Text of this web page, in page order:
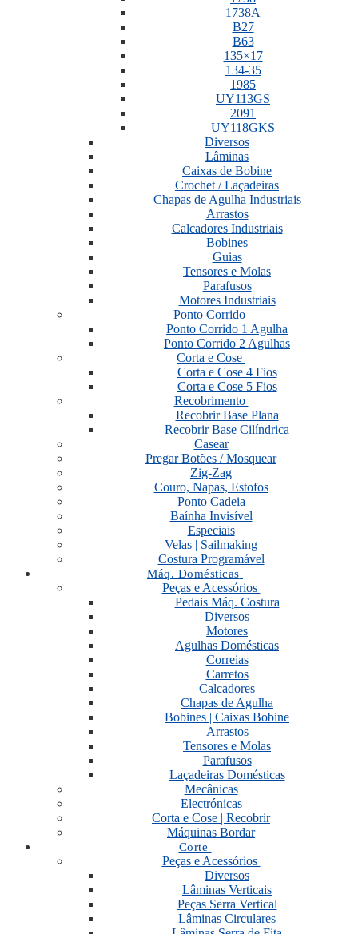
1738A
B27
B63
135×17
134-35
1985
UY113GS
2091
UY118GKS
Diversos
Lâminas
Caixas de Bobine
Crochet / Laçadeiras
Chapas de Agulha Industriais
Arrastos
Calcadores Industriais
Bobines
Guias
Tensores e Molas
Parafusos
Motores Industriais
Ponto Corrido
Ponto Corrido 1 Agulha
Ponto Corrido 2 Agulhas
Corta e Cose
Corta e Cose 4 Fios
Corta e Cose 5 Fios
Recobrimento
Recobrir Base Plana
Recobrir Base Cilíndrica
Casear
Pregar Botões / Mosquear
Zig-Zag
Couro, Napas, Estofos
Ponto Cadeia
Baínha Invisível
Especiais
Velas | Sailmaking
Costura Programável
Máq. Domésticas
Peças e Acessórios
Pedais Máq. Costura
Diversos
Motores
Agulhas Domésticas
Correias
Carretos
Calcadores
Chapas de Agulha
Bobines | Caixas Bobine
Arrastos
Tensores e Molas
Parafusos
Laçadeiras Domésticas
Mecânicas
Electrónicas
Corta e Cose | Recobrir
Máquinas Bordar
Corte
Peças e Acessórios
Diversos
Lâminas Verticais
Peças Serra Vertical
Lâminas Circulares